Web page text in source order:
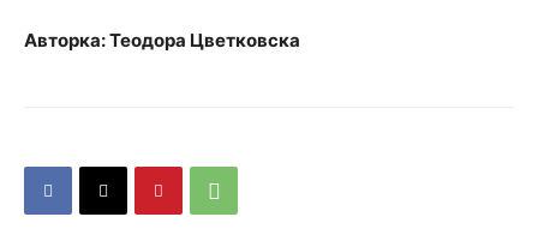
Авторка:Теодора Цветковска